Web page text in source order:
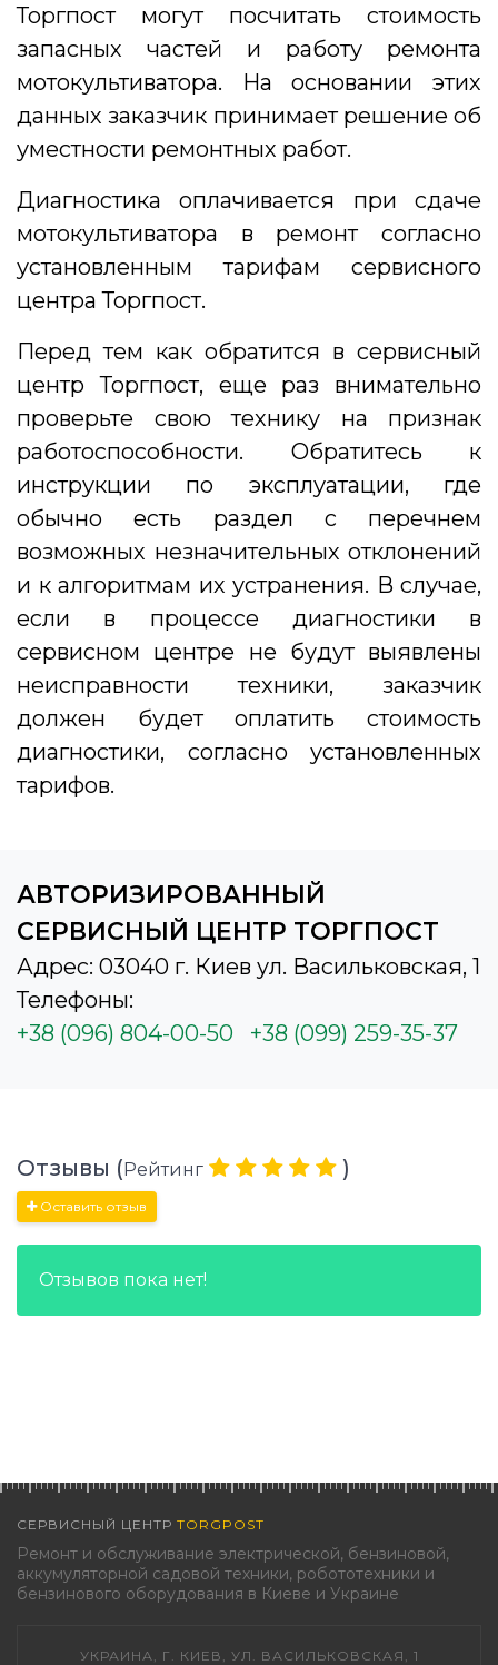
Торгпост могут посчитать стоимость
запасных частей и работу ремонта
мотокультиватора. На основании этих
данных заказчик принимает решение об
уместности ремонтных работ.
Диагностика оплачивается при сдаче
мотокультиватора в ремонт согласно
установленным тарифам сервисного
центра Торгпост.
Перед тем как обратится в сервисный
центр Торгпост, еще раз внимательно
проверьте свою технику на признак
работоспособности. Обратитесь к
инструкции по эксплуатации, где
обычно есть раздел с перечнем
возможных незначительных отклонений
и к алгоритмам их устранения. В случае,
если в процессе диагностики в
сервисном центре не будут выявлены
неисправности техники, заказчик
должен будет оплатить стоимость
диагностики, согласно установленных
тарифов.
АВТОРИЗИРОВАННЫЙ
СЕРВИСНЫЙ ЦЕНТР ТОРГПОСТ
Адрес: 03040 г. Киев ул. Васильковская, 1
Телефоны:
+38 (096) 804-00-50
+38 (099) 259-35-37
Отзывы (Рейтинг )
Оставить отзыв
Отзывов пока нет!
СЕРВИСНЫЙ ЦЕНТР TORGPOST
Ремонт и обслуживание электрической, бензиновой,
аккумуляторной садовой техники, робототехники и
бензинового оборудования в Киеве и Украине
УКРАИНА, Г. КИЕВ, УЛ. ВАСИЛЬКОВСКАЯ, 1